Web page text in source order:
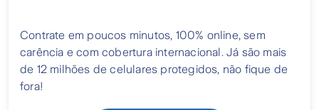
Contrate em poucos minutos, 100% online, sem
carência e com cobertura internacional. Já são mais
de 12 milhões de celulares protegidos, não fique de
fora!